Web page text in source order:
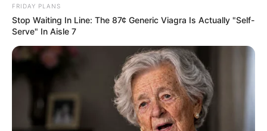
FRIDAY PLANS
Stop Waiting In Line: The 87¢ Generic Viagra Is Actually "Self-
Serve" In Aisle 7